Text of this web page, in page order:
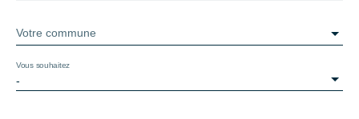
Votre commune
-
Vous souhaitez